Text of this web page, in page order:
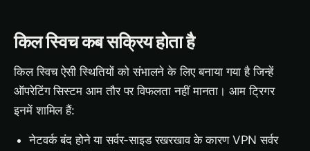
किल स्विच कब सक्रिय होता है
किल स्विच ऐसी स्थितियों को संभालने के लिए बनाया गया है जिन्हें
ऑपरेटिंग सिस्टम आम तौर पर विफलता नहीं मानता। आम ट्रिगर
इनमें शामिल हैं:
नेटवर्क बंद होने या सर्वर-साइड रखरखाव के कारण VPN सर्वर